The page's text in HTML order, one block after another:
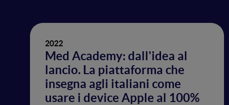
2022
Med Academy: dall'idea al
lancio. La piattaforma che
insegna agli italiani come
usare i device Apple al 100%